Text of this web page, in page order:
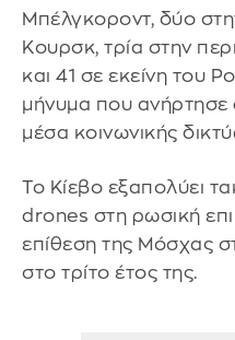
Μπέλγκοροντ, δύο
Κουρσκ, τρία στην
και 41 σε εκείνη του
μήνυμα που ανήρτησε
μέσα κοινωνικής
Το Κίεβο εξαπολύει
drones στη ρωσική
επίθεση της Μόσχας
στο τρίτο έτος της.